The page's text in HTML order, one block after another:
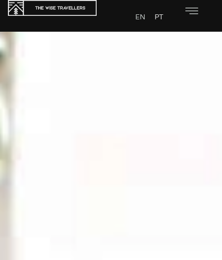
EN PT